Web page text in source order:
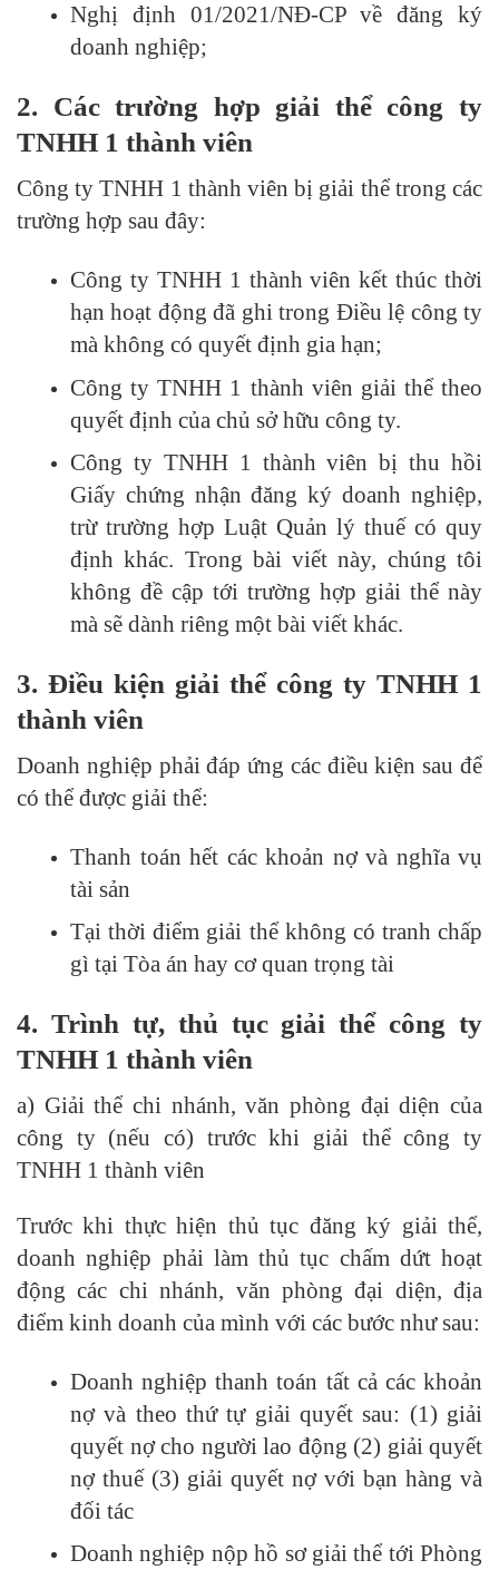
Nghị định 01/2021/NĐ-CP về đăng ký
doanh nghiệp;
2. Các trường hợp giải thể công ty
TNHH 1 thành viên
Công ty TNHH 1 thành viên bị giải thể trong các
trường hợp sau đây:
Công ty TNHH 1 thành viên kết thúc thời
hạn hoạt động đã ghi trong Điều lệ công ty
mà không có quyết định gia hạn;
Công ty TNHH 1 thành viên giải thể theo
quyết định của chủ sở hữu công ty.
Công ty TNHH 1 thành viên bị thu hồi
Giấy chứng nhận đăng ký doanh nghiệp,
trừ trường hợp Luật Quản lý thuế có quy
định khác. Trong bài viết này, chúng tôi
không đề cập tới trường hợp giải thể này
mà sẽ dành riêng một bài viết khác.
3. Điều kiện giải thể công ty TNHH 1
thành viên
Doanh nghiệp phải đáp ứng các điều kiện sau để
có thể được giải thể:
Thanh toán hết các khoản nợ và nghĩa vụ
tài sản
Tại thời điểm giải thể không có tranh chấp
gì tại Tòa án hay cơ quan trọng tài
4. Trình tự, thủ tục giải thểcông ty
TNHH 1 thành viên
a) Giải thể chi nhánh, văn phòng đại diện của
công ty (nếu có) trước khi giải thể công ty
TNHH 1 thành viên
Trước khi thực hiện thủ tục đăng ký giải thể,
doanh nghiệp phải làm thủ tục chấm dứt hoạt
động các chi nhánh, văn phòng đại diện, địa
điểm kinh doanh của mình với các bước như sau:
Doanh nghiệp thanh toán tất cả các khoản
nợ và theo thứ tự giải quyết sau: (1) giải
quyết nợ cho người lao động (2) giải quyết
nợ thuế (3) giải quyết nợ với bạn hàng và
đối tác
Doanh nghiệp nộp hồ sơ giải thể tới Phòng